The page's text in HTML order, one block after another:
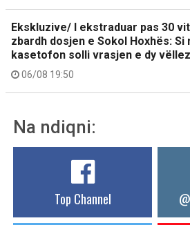
Ekskluzive/ I ekstraduar pas 30
zbardh dosjen e Sokol Hoxhës:
kasetofon solli vrasjen e dy
06/08 19:50
Na ndiqni:
Top Channel